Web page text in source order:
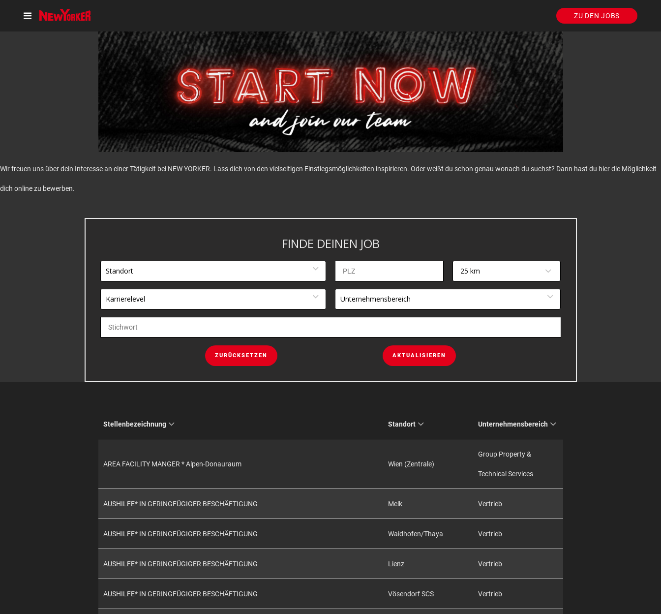
ZU DEN JOBS
Wir freuen uns über dein Interesse an einer Tätigkeit bei NEW YORKER. Lass dich von den vielseitigen Einstiegsmöglichkeiten inspirieren. Oder weißt du schon genau wonach du suchst? Dann hast du hier die Möglichkeit
dich online zu bewerben.
FINDE DEINEN JOB
Standort 25 km
Karrierelevel Unternehmensbereich
ZURÜCKSETZEN AKTUALISIEREN
Stellenbezeichnung Standort Unternehmensbereich
AREA FACILITY MANGER * Alpen-Donauraum Wien (Zentrale)
Group Property &
Technical Services
AUSHILFE* IN GERINGFÜGIGER BESCHÄFTIGUNG Melk Vertrieb
AUSHILFE* IN GERINGFÜGIGER BESCHÄFTIGUNG Waidhofen/Thaya Vertrieb
AUSHILFE* IN GERINGFÜGIGER BESCHÄFTIGUNG Lienz Vertrieb
AUSHILFE* IN GERINGFÜGIGER BESCHÄFTIGUNG Vösendorf SCS Vertrieb